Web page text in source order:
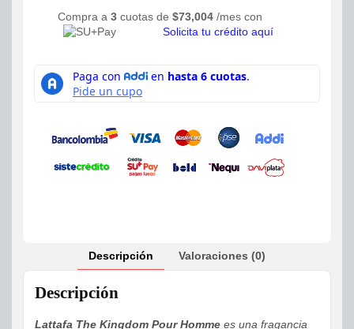
Compra a 3 cuotas de $73,004 /mes con
Solicita tu crédito aquí
Descripción Valoraciones (0)
Descripción
Lattafa The Kingdom Pour Homme es una fragancia